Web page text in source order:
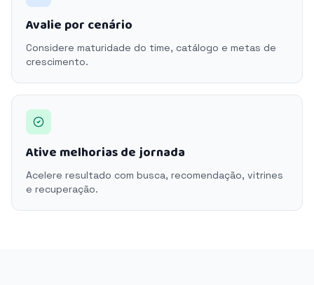
Avalie por cenário
Considere maturidade do time, catálogo e metas de
crescimento.
Ative melhorias de jornada
Acelere resultado com busca, recomendação, vitrines
e recuperação.